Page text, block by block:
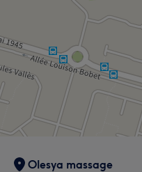
Olesya massage